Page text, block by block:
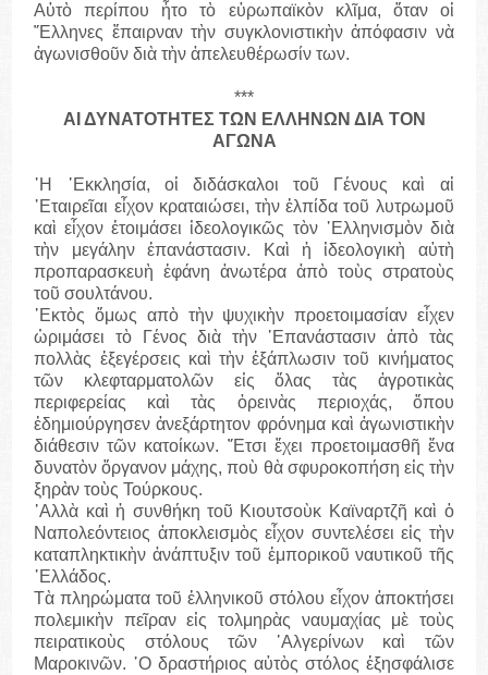
Αὐτὸ περίπου ἦτο τὸ εὐρωπαϊκὸν κλῖμα, ὅταν οἱ
῞Ελληνες ἔπαιρναν τὴν συγκλονιστικὴν ἀπόφασιν νὰ
ἀγωνισθοῦν διὰ τὴν ἀπελευθέρωσίν των.
***
ΑΙ ΔΥΝΑΤΟΤΗΤΕΣ ΤΩΝ ΕΛΛΗΝΩΝ ΔΙΑ ΤΟΝ
ΑΓΩΝΑ
῾Η ᾽Εκκλησία, οἱ διδάσκαλοι τοῦ Γένους καὶ αἱ
῾Εταιρεῖαι εἶχον κραταιώσει, τὴν ἐλπίδα τοῦ λυτρωμοῦ
καὶ εἶχον ἑτοιμάσει ἰδεολογικῶς τὸν ῾Ελληνισμὸν διὰ
τὴν μεγάλην ἐπανάστασιν. Καὶ ἡ ἰδεολογικὴ αὐτὴ
προπαρασκευὴ ἐφάνη ἀνωτέρα ἀπὸ τοὺς στρατοὺς
τοῦ σουλτάνου.
᾽Εκτὸς ὅμως απὸ τὴν ψυχικὴν προετοιμασίαν εἶχεν
ὡριμάσει τὸ Γένος διὰ τὴν ᾽Επανάστασιν ἀπὸ τὰς
πολλὰς ἐξεγέρσεις καὶ τὴν ἐξάπλωσιν τοῦ κινήματος
τῶν κλεφταρματολῶν εἰς ὅλας τὰς ἀγροτικὰς
περιφερείας καὶ τὰς ὀρεινὰς περιοχάς, ὅπου
ἐδημιούργησεν ἀνεξάρτητον φρόνημα καὶ ἀγωνιστικὴν
διάθεσιν τῶν κατοίκων. ῎Ετσι ἔχει προετοιμασθῆ ἔνα
δυνατὸν ὄργανον μάχης, ποὺ θὰ σφυροκοπήση εἰς τὴν
ξηρὰν τοὺς Τούρκους.
᾽Αλλὰ καὶ ἡ συνθήκη τοῦ Κιουτσοὺκ Καϊναρτζῆ καὶ ὁ
Ναπολεόντειος ἀποκλεισμὸς εἶχον συντελέσει εἰς τὴν
καταπληκτικὴν ἀνάπτυξιν τοῦ ἐμπορικοῦ ναυτικοῦ τῆς
῾Ελλάδος.
Τὰ πληρώματα τοῦ ἑλληνικοῦ στόλου εἶχον ἀποκτήσει
πολεμικὴν πεῖραν εἰς τολμηρὰς ναυμαχίας μὲ τοὺς
πειρατικοὺς στόλους τῶν ᾽Αλγερίνων καὶ τῶν
Μαροκινῶν. ῾Ο δραστήριος αὐτὸς στόλος ἐξησφάλισε